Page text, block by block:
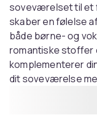
soveværelset til et
skaber en følelse
både børne- og
romantiske stoffer
komplementerer
dit soveværelse